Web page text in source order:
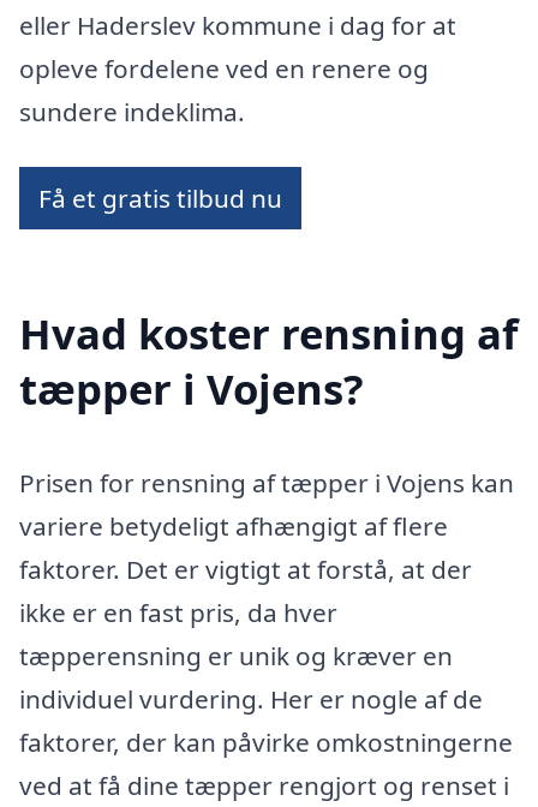
eller Haderslev kommune i dag for at
opleve fordelene ved en renere og
sundere indeklima.
Få et gratis tilbud nu
Hvad koster rensning af
tæpper i Vojens?
Prisen for rensning af tæpper i Vojens kan
variere betydeligt afhængigt af flere
faktorer. Det er vigtigt at forstå, at der
ikke er en fast pris, da hver
tæpperensning er unik og kræver en
individuel vurdering. Her er nogle af de
faktorer, der kan påvirke omkostningerne
ved at få dine tæpper rengjort og renset i